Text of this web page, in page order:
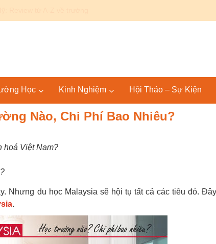
Học Kinh Nghiệm Hội Thảo – Sự Kiện
Nào, Chi Phí Bao Nhiêu?
hoá Việt Nam?
Nhưng du học Malaysia sẽ hội tụ tất cả các tiêu đó.
.